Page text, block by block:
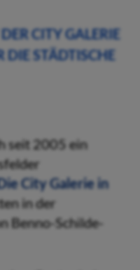
CITY GALERIE
STÄDTISCHE
seit 2005 ein
City Galerie in
in der
Benno-Schilde-